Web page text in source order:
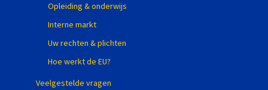
Opleiding & onderwijs
Interne markt
Uw rechten & plichten
Hoe werkt de EU?
Veelgestelde vragen